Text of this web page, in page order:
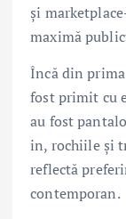
și
maximă
Încă din
fost primit cu
au fost
in, rochiile și
reflectă
contemporan.